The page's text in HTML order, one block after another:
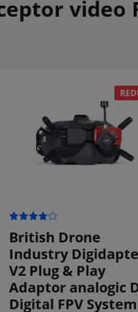
video
British Drone
Industry
V2 Plug & Play
Adaptor analogic
Digital FPV System